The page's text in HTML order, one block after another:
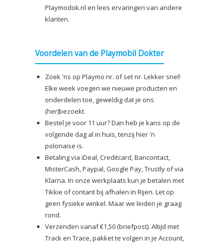
Playmodok.nl en lees ervaringen van andere
klanten.
Voordelen van de Playmobil Dokter
Zoek 'ns op Playmo nr. of set nr. Lekker snel!
Elke week voegen we nieuwe producten en
onderdelen toe, geweldig dat je ons
(her)bezoekt.
Bestel je voor 11 uur? Dan heb je kans op de
volgende dag al in huis, tenzij hier 'n
polonaise is.
Betaling via iDeal, Creditcard, Bancontact,
MisterCash, Paypal, Google Pay, Trustly of via
Klarna. In onze werkplaats kun je betalen met
Tikkie of contant bij afhalen in Rijen. Let op
geen fysieke winkel. Maar we leiden je graag
rond.
Verzenden vanaf €1,50 (briefpost). Altijd met
Track en Trace, pakket te volgen in je Account,